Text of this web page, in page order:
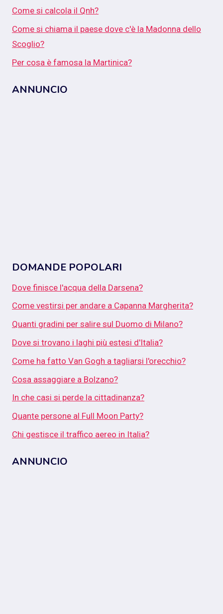
Come si calcola il Qnh?
Come si chiama il paese dove c'è la Madonna dello
Scoglio?
Per cosa è famosa la Martinica?
ANNUNCIO
DOMANDE POPOLARI
Dove finisce l'acqua della Darsena?
Come vestirsi per andare a Capanna Margherita?
Quanti gradini per salire sul Duomo di Milano?
Dove si trovano i laghi più estesi d'Italia?
Come ha fatto Van Gogh a tagliarsi l'orecchio?
Cosa assaggiare a Bolzano?
In che casi si perde la cittadinanza?
Quante persone al Full Moon Party?
Chi gestisce il traffico aereo in Italia?
ANNUNCIO